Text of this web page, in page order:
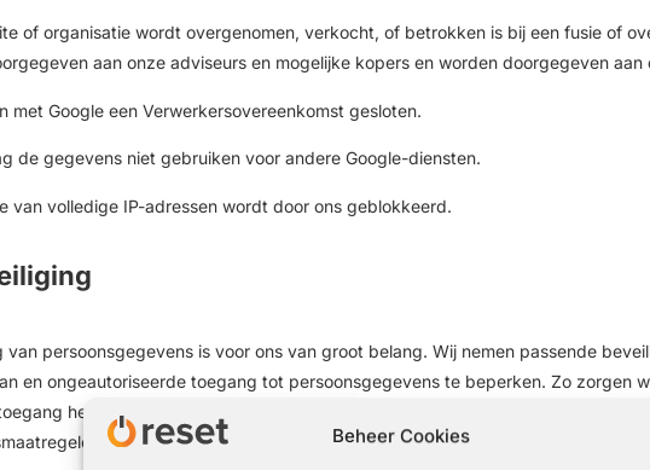
Beheer Cookies
of organisatie wordt overgenomen, verkocht, of betrokken is bij een fusie of
aan onze adviseurs en mogelijke kopers en worden doorgegeven aan
met Google een Verwerkersovereenkomst gesloten.
de gegevens niet gebruiken voor andere Google-diensten.
van volledige IP-adressen wordt door ons geblokkeerd.
van persoonsgegevens is voor ons van groot belang. Wij nemen passende
en ongeautoriseerde toegang tot persoonsgegevens te beperken. Zo zorgen
hebben tot uw gegevens, dat de toegang tot de gegevens afgeschermd
regelmatig gecontroleerd worden.